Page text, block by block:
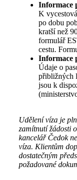
Informace
K
po dobu
kratší než
formulář
cestu.
Informace
Údaje o
přibližných
jsou k
Udělení víza je
zamítnutí žádosti
kancelář Čedok
víza. Klientům
dostatečným
požadované